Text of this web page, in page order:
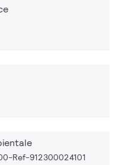
Ref-912300024101